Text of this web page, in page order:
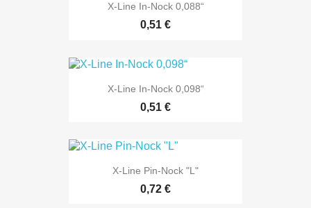
X-Line In-Nock 0,088“
0,51 €
X-Line In-Nock 0,098“
0,51 €
X-Line Pin-Nock "L"
0,72 €